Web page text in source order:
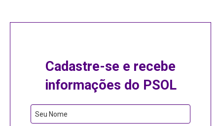
Cadastre-se e recebe
informações do PSOL
Website
URL
Seu Nome